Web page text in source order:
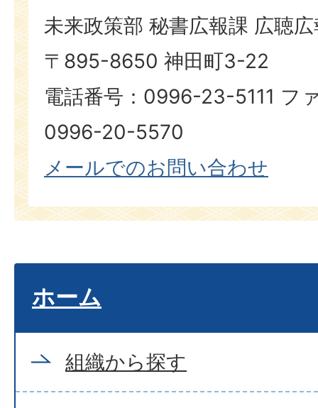
未来政策部 秘書広報課 広聴
〒895-8650 神田町3-22
電話番号：0996-23-5111 フ
0996-20-5570
メールでのお問い合わせ
ホーム
組織から探す